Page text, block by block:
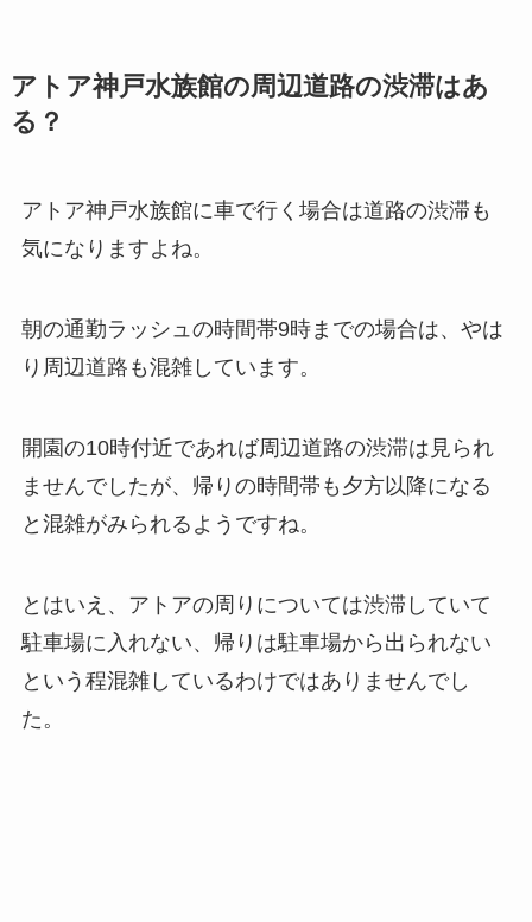
アトア神戸水族館の周辺道路の渋滞はあ
る？
アトア神戸水族館に車で行く場合は道路の渋滞も
気になりますよね。
朝の通勤ラッシュの時間帯9時までの場合は、やは
り周辺道路も混雑しています。
開園の10時付近であれば周辺道路の渋滞は見られ
ませんでしたが、帰りの時間帯も夕方以降になる
と混雑がみられるようですね。
とはいえ、アトアの周りについては渋滞していて
駐車場に入れない、帰りは駐車場から出られない
という程混雑しているわけではありませんでし
た。